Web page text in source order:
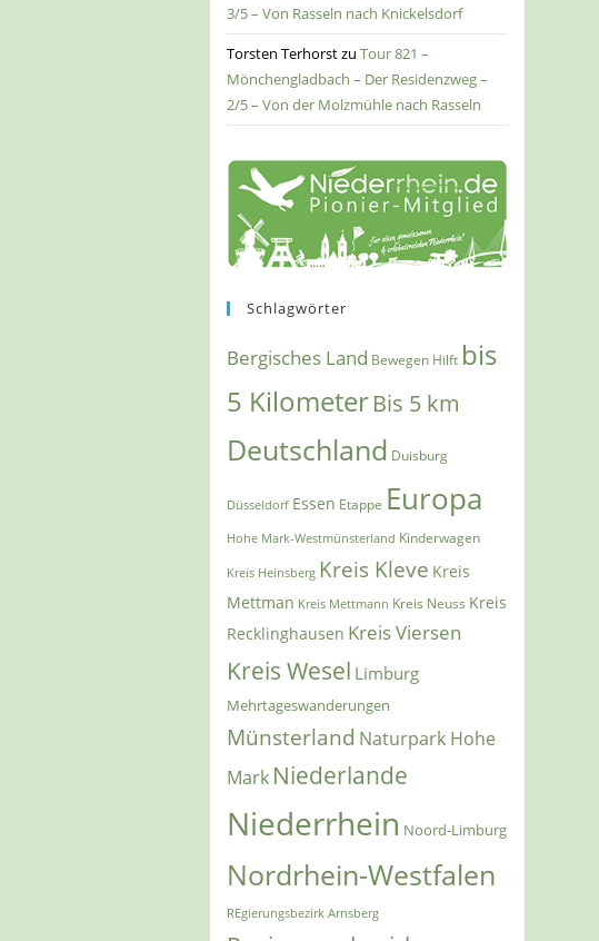
3/5 – Von Rasseln nach Knickelsdorf
Torsten TerhorstzuTour 821 –
Mönchengladbach – Der Residenzweg –
2/5 – Von der Molzmühle nach Rasseln
Schlagwörter
Bergisches Land Bewegen Hilft bis
5 KilometerBis 5 km
Deutschland Duisburg
Düsseldorf Essen Etappe Europa
Hohe Mark-Westmünsterland Kinderwagen
Kreis Heinsberg Kreis Kleve Kreis
Mettman Kreis Mettmann Kreis Neuss Kreis
Recklinghausen Kreis Viersen
Kreis Wesel Limburg
Mehrtageswanderungen
Münsterland Naturpark Hohe
Mark Niederlande
Niederrhein Noord-Limburg
Nordrhein-Westfalen
REgierungsbezirk Arnsberg